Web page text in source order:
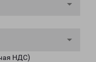
НДС)